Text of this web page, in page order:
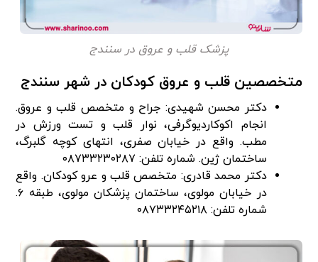
پزشک قلب و عروق در سنندج
متخصصین قلب و عروق کودکان در شهر سنندج
دکتر محسن شهیدی: جراح و متخصص قلب و عروق.
انجام اکوکاردیوگرفی، نوار قلب و تست ورزش در
مطب. واقع در خیابان صفری، انتهای کوچه گلبرگ،
ساختمان ژین. شماره تلفن: ۰۸۷۳۳۲۳۰۲۸۷
دکتر محمد قادری: متخصص قلب و عرو کودکان. واقع
در خیابان مولوی، ساختمان پزشکان مولوی، طبقه ۶.
شماره تلفن: ۰۸۷۳۳۲۴۵۲۱۸